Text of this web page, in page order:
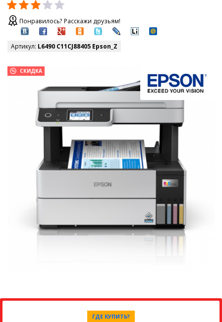
Понравилось? Расскажи друзьям!
Артикул: L6490 C11CJ88405 Epson_Z
СКИДКА
ГДЕ КУПИТЬ?